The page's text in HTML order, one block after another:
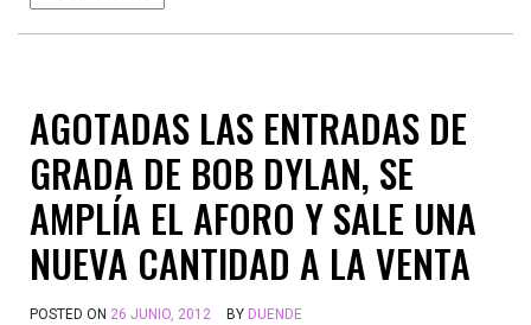
AGOTADAS LAS ENTRADAS DE
GRADA DE BOB DYLAN, SE
AMPLÍA EL AFORO Y SALE UNA
NUEVA CANTIDAD A LA VENTA
POSTED ON 26 JUNIO, 2012 BY DUENDE